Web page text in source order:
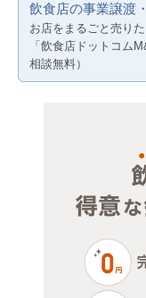
賃料10万円以下
賃料20万円以下
医療・歯科・クリ
物販・小売
居酒屋・ダイニン
その他
兵庫
飲食店の事業譲渡
お店をまるごと売り
「飲食店ドットコム
相談無料）